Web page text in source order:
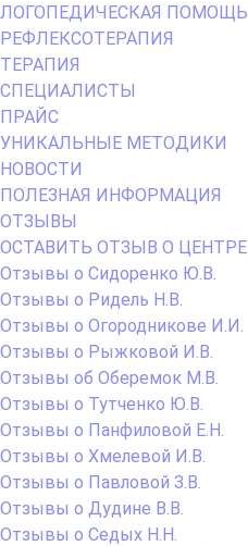
ЛОГОПЕДИЧЕСКАЯ ПОМОЩЬ
РЕФЛЕКСОТЕРАПИЯ
ТЕРАПИЯ
СПЕЦИАЛИСТЫ
ПРАЙС
УНИКАЛЬНЫЕ МЕТОДИКИ
НОВОСТИ
ПОЛЕЗНАЯ ИНФОРМАЦИЯ
ОТЗЫВЫ
ОСТАВИТЬ ОТЗЫВ О ЦЕНТРЕ
Отзывы о Сидоренко Ю.В.
Отзывы о Ридель Н.В.
Отзывы о Огородникове И.И.
Отзывы о Рыжковой И.В.
Отзывы об Оберемок М.В.
Отзывы о Тутченко Ю.В.
Отзывы о Панфиловой Е.Н.
Отзывы о Хмелевой И.В.
Отзывы о Павловой З.В.
Отзывы о Дудине В.В.
Отзывы о Седых Н.Н.